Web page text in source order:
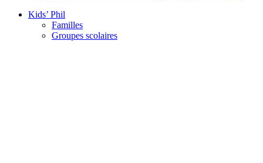
Kids’ Phil
Familles
Groupes scolaires